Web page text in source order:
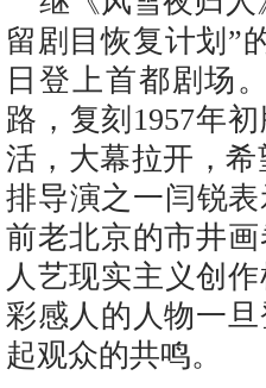
留剧目恢复计划”
日登上首都剧场
路，复刻1957年
活，大幕拉开，希
排导演之一闫锐
前老北京的市井
人艺现实主义创
彩感人的人物一
起观众的共鸣。